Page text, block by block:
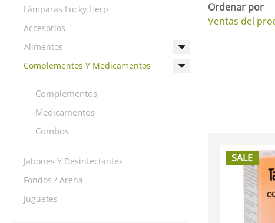
Lámparas Lucky Herp
Accesorios
Alimentos
Complementos Y Medicamentos
Complementos
Medicamentos
Combos
Jabones Y Desinfectantes
Fondos / Arena
Juguetes
Ordenar por
Ventas del
SALE